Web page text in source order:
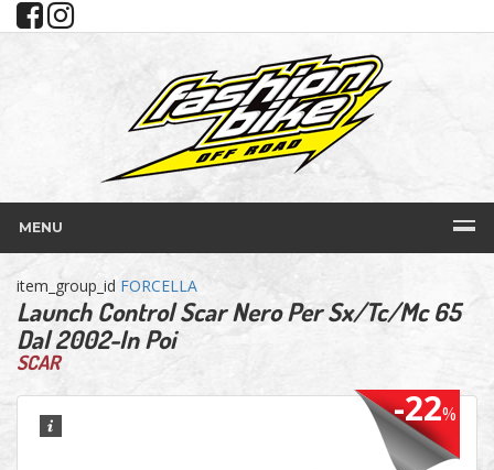
MENU
item_group_id FORCELLA
Launch Control Scar Nero Per Sx/Tc/Mc 65
Dal 2002-In Poi
SCAR
-22%